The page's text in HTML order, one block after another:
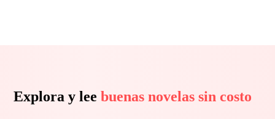
Explora y lee buenas novelas sin costo